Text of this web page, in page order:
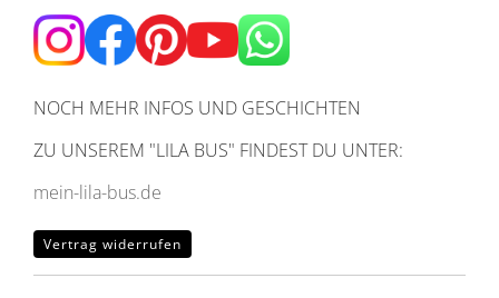
NOCH MEHR INFOS UND GESCHICHTEN
ZU UNSEREM "LILA BUS" FINDEST DU UNTER:
mein-lila-bus.de
Vertrag widerrufen